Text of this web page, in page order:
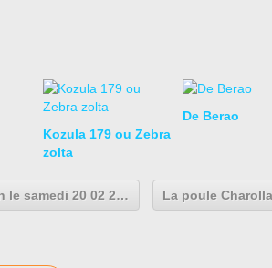
Kozula 179 ou Zebra
zolta
De Berao
Balade pédestre autour du Chemin le samedi 20 02 2021